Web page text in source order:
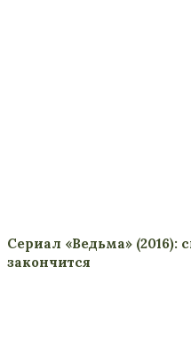
Сериал «Ведьма»
закончится